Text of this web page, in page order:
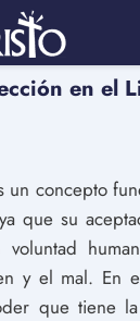
en el
concepto
que su
voluntad
y el mal. En
que tiene